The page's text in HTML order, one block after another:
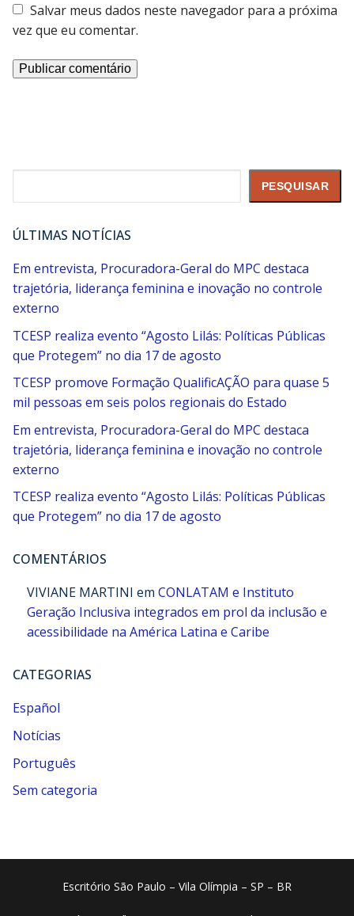
Salvar meus dados neste navegador para a próxima
vez que eu comentar.
PESQUISAR
ÚLTIMAS NOTÍCIAS
Em entrevista, Procuradora-Geral do MPC destaca
trajetória, liderança feminina e inovação no controle
externo
TCESP realiza evento “Agosto Lilás: Políticas Públicas
que Protegem” no dia 17 de agosto
TCESP promove Formação QualificAÇÃO para quase 5
mil pessoas em seis polos regionais do Estado
Em entrevista, Procuradora-Geral do MPC destaca
trajetória, liderança feminina e inovação no controle
externo
TCESP realiza evento “Agosto Lilás: Políticas Públicas
que Protegem” no dia 17 de agosto
COMENTÁRIOS
VIVIANE MARTINI em CONLATAM e Instituto
Geração Inclusiva integrados em prol da inclusão e
acessibilidade na América Latina e Caribe
CATEGORIAS
Español
Notícias
Português
Sem categoria
Escritório São Paulo – Vila Olímpia – SP – BR